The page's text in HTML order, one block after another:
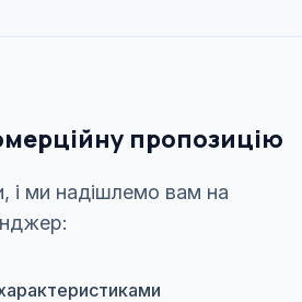
пропозицію
і ми надішлемо вам на